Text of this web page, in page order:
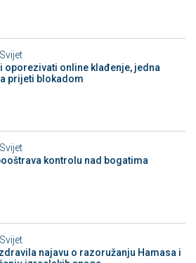
Svijet
oporezivati online klađenje, jedna
prijeti blokadom
Svijet
kontrolu nad bogatima
Svijet
najavu o razoružanju Hamasa i